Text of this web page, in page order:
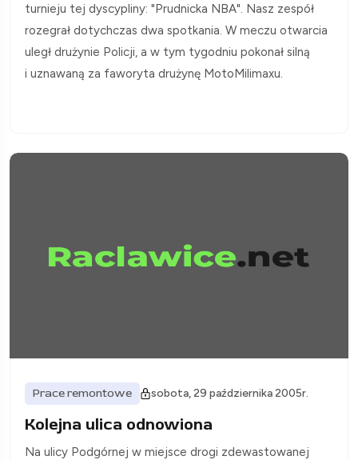
turnieju tej dyscypliny: "Prudnicka NBA". Nasz zespół
rozegrał dotychczas dwa spotkania. W meczu otwarcia
uległ drużynie Policji, a w tym tygodniu pokonał silną
i uznawaną za faworyta drużynę MotoMilimaxu.
Prace remontowe sobota, 29 października 2005r.
Kolejna ulica odnowiona
Na ulicy Podgórnej w miejsce drogi zdewastowanej